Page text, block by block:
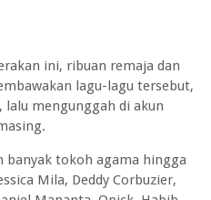
ini, ribuan remaja dan
lagu-lagu tersebut,
mengunggah di akun
banyak tokoh agama hingga
Mila, Deddy Corbuzier,